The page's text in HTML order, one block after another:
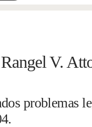
problemas
V.